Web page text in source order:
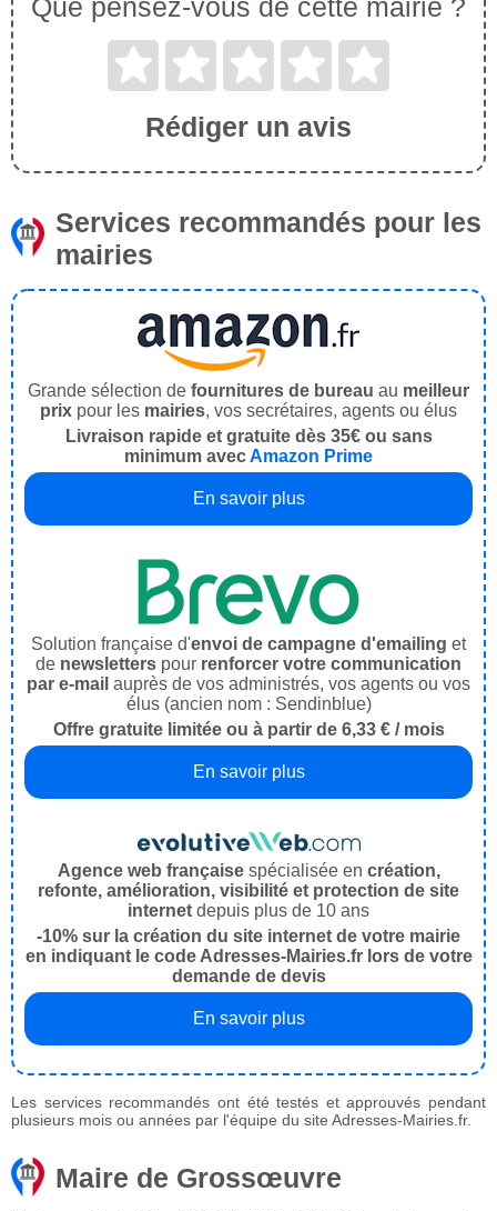
Que pensez-vous de cette mairie ?
Rédiger un avis
Services recommandés pour les
mairies
Grande sélection de fournitures de bureau au meilleur
prix pour les mairies, vos secrétaires, agents ou élus
Livraison rapide et gratuite dès 35€ ou sans
minimum avecAmazon Prime
En savoir plus
Solution française d'envoi de campagne d'emailing et
de newsletters pour renforcer votre communication
par e-mail auprès de vos administrés, vos agents ou vos
élus (ancien nom : Sendinblue)
Offre gratuite limitée ou à partir de 6,33 € / mois
En savoir plus
Agence web françaisespécialisée en création,
refonte, amélioration, visibilité et protection de site
internet depuis plus de 10 ans
-10% sur la création du site internet de votre mairie
en indiquant le code Adresses-Mairies.fr lors de votre
demande de devis
En savoir plus
Les services recommandés ont été testés et approuvés pendant
plusieurs mois ou années par l'équipe du site Adresses-Mairies.fr.
Maire de Grossœuvre